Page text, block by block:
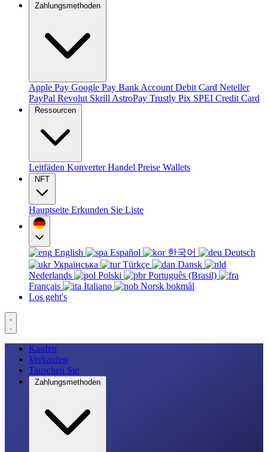
Zahlungsmethoden
Apple Pay Google Pay Bank Account Debit Card Neteller
PayPal Revolut Skrill AstroPay Trustly Pix SPEI Credit Card
Ressourcen
Leitfäden KonverterHandel Preise Wallets
NFT
Hauptseite Erkunden Sie Liste
English Español 한국어
Deutsch
Українська
Türkçe
Dansk
Nederlands
Polski
Português (Brasil)
Français
Italiano
Norsk bokmål
Los geht's
Kaufen
Verkaufen
Tauschen Sie
Zahlungsmethoden